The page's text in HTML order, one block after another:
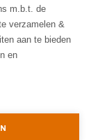
m.b.t. de
verzamelen &
aan te bieden
en